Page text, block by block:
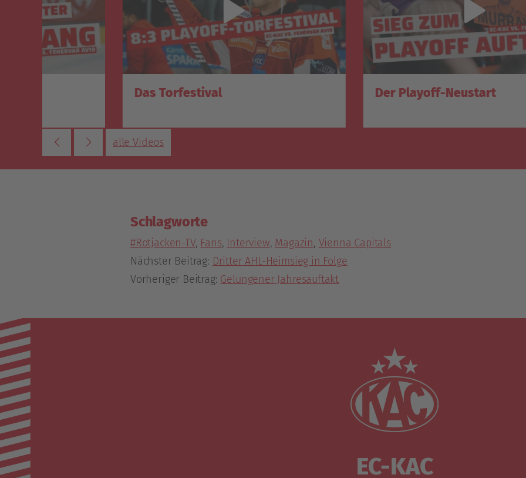
Das Torfestival Der Playoff-Neustart
alle Videos
Schlagworte
#Rotjacken-TV, Fans, Interview, Magazin, Vienna Capitals
Nächster Beitrag: Dritter AHL-Heimsieg in Folge
Vorheriger Beitrag: Gelungener Jahresauftakt
EC-KAC